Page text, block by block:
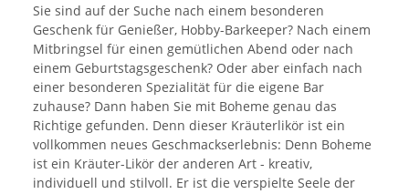
Sie sind auf der Suche nach einem besonderen
Geschenk für Genießer, Hobby-Barkeeper? Nach einem
Mitbringsel für einen gemütlichen Abend oder nach
einem Geburtstagsgeschenk? Oder aber einfach nach
einer besonderen Spezialität für die eigene Bar
zuhause? Dann haben Sie mit Boheme genau das
Richtige gefunden. Denn dieser Kräuterlikör ist ein
vollkommen neues Geschmackserlebnis: Denn Boheme
ist ein Kräuter-Likör der anderen Art - kreativ,
individuell und stilvoll. Er ist die verspielte Seele der